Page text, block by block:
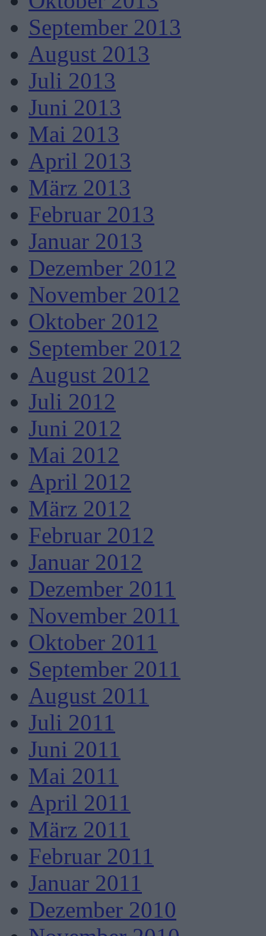
September 2013
August 2013
Juli 2013
Juni 2013
Mai 2013
April 2013
März 2013
Februar 2013
Januar 2013
Dezember 2012
November 2012
Oktober 2012
September 2012
August 2012
Juli 2012
Juni 2012
Mai 2012
April 2012
März 2012
Februar 2012
Januar 2012
Dezember 2011
November 2011
Oktober 2011
September 2011
August 2011
Juli 2011
Juni 2011
Mai 2011
April 2011
März 2011
Februar 2011
Januar 2011
Dezember 2010